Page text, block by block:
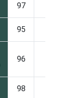
97
95
96
98